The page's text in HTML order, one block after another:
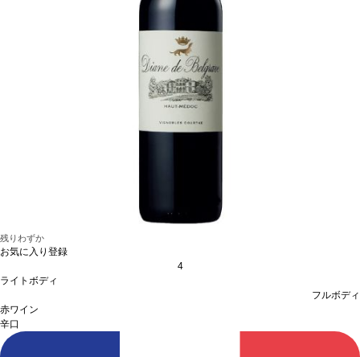
残りわずか
お気に入り登録
4
ライトボディ
フルボディ
赤ワイン
辛口